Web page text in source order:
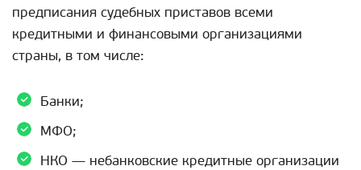
предписания судебных приставов всеми
кредитными и финансовыми организациями
страны, в том числе:
Банки;
МФО;
НКО — небанковские кредитные организации